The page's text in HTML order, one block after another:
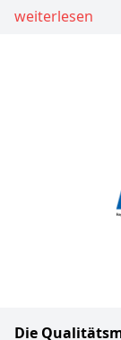
weiterlesen
Die